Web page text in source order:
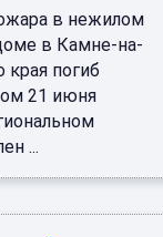
в нежилом
в Камне-на-
края погиб
21 июня
...